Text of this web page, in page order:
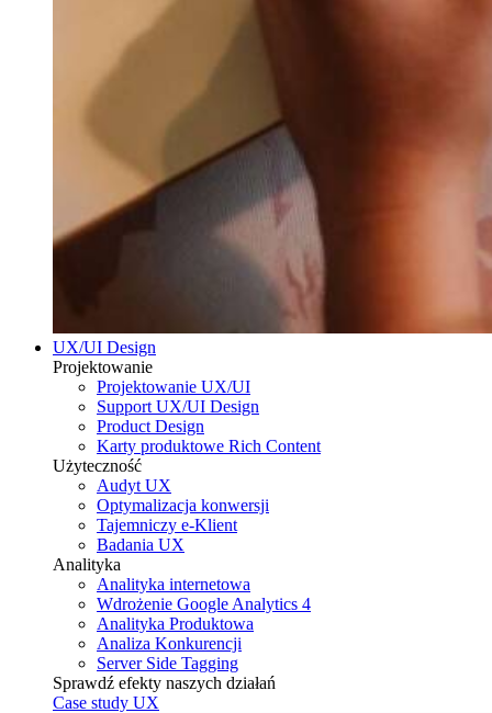
UX/UI Design
Projektowanie
Projektowanie UX/UI
Support UX/UI Design
Product Design
Karty produktowe Rich Content
Użyteczność
Audyt UX
Optymalizacja konwersji
Tajemniczy e-Klient
Badania UX
Analityka
Analityka internetowa
Wdrożenie Google Analytics 4
Analityka Produktowa
Analiza Konkurencji
Server Side Tagging
Sprawdź efekty naszych działań
Case study UX